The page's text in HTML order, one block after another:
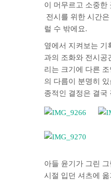
이 머무르고 소중한
전시를 위한 시간
럴 수 밖에요.
옆에서 지켜보는 기
과의 조화와 전시공
리는 크기에 다른
의 다름이 분명히
종적인 결정은 결국
아들 윤기가 그린
시절 입던 셔츠에